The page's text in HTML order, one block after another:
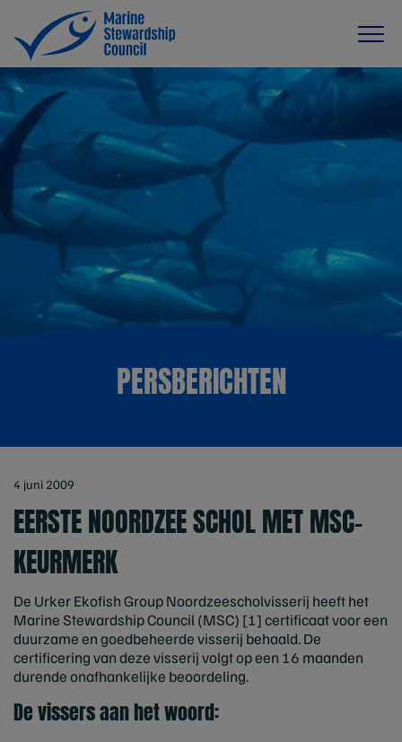
PERSBERICHTEN
4 juni 2009
EERSTE NOORDZEE SCHOL MET MSC-
KEURMERK
De Urker Ekofish Group Noordzeescholvisserij heeft het
Marine Stewardship Council (MSC) [1] certificaat voor een
duurzame en goedbeheerde visserij behaald. De
certificering van deze visserij volgt op een 16 maanden
durende onafhankelijke beoordeling.
De vissers aan het woord: